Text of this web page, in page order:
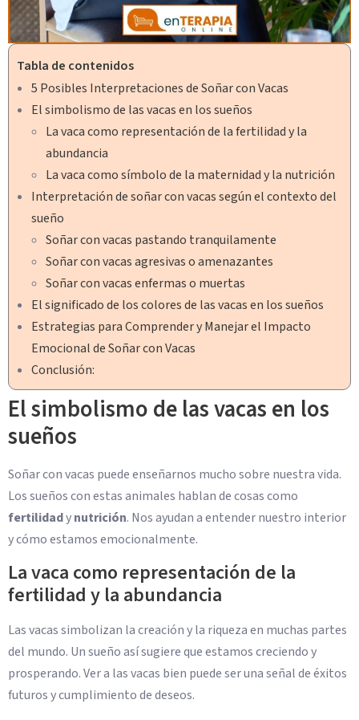
Tabla de contenidos
5 Posibles Interpretaciones de Soñar con Vacas
El simbolismo de las vacas en los sueños
La vaca como representación de la fertilidad y la
abundancia
La vaca como símbolo de la maternidad y la nutrición
Interpretación de soñar con vacas según el contexto del
sueño
Soñar con vacas pastando tranquilamente
Soñar con vacas agresivas o amenazantes
Soñar con vacas enfermas o muertas
El significado de los colores de las vacas en los sueños
Estrategias para Comprender y Manejar el Impacto
Emocional de Soñar con Vacas
Conclusión:
El simbolismo de las vacas en los
sueños
Soñar con vacas puede enseñarnos mucho sobre nuestra vida.
Los sueños con estas animales hablan de cosas como
fertilidadynutrición. Nos ayudan a entender nuestro interior
y cómo estamos emocionalmente.
La vaca como representación de la
fertilidad y la abundancia
Las vacas simbolizan la creación y la riqueza en muchas partes
del mundo. Un sueño así sugiere que estamos creciendo y
prosperando. Ver a las vacas bien puede ser una señal de éxitos
futuros y cumplimiento de deseos.